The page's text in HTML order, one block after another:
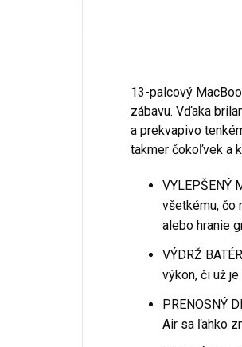
13-palcový
zábavu. Vďaka
a prekvapivo
takmer čokoľvek a
VYLEPŠENÝ
všetkému, čo
alebo hranie
VÝDRŽ
výkon, či už
PRENOSNÝ
Air sa ľahko